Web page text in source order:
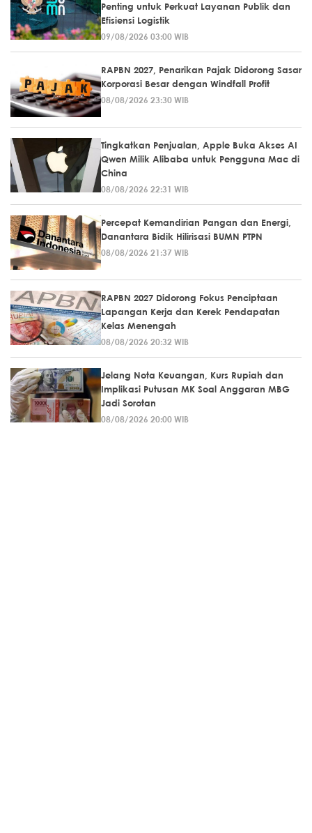
Penting untuk Perkuat Layanan Publik dan
Efisiensi Logistik
09/08/2026 03:00 WIB
RAPBN 2027, Penarikan Pajak Didorong Sasar
Korporasi Besar dengan Windfall Profit
08/08/2026 23:30 WIB
Tingkatkan Penjualan, Apple Buka Akses AI
Qwen Milik Alibaba untuk Pengguna Mac di
China
08/08/2026 22:31 WIB
Percepat Kemandirian Pangan dan Energi,
Danantara Bidik Hilirisasi BUMN PTPN
08/08/2026 21:37 WIB
RAPBN 2027 Didorong Fokus Penciptaan
Lapangan Kerja dan Kerek Pendapatan
Kelas Menengah
08/08/2026 20:32 WIB
Jelang Nota Keuangan, Kurs Rupiah dan
Implikasi Putusan MK Soal Anggaran MBG
Jadi Sorotan
08/08/2026 20:00 WIB